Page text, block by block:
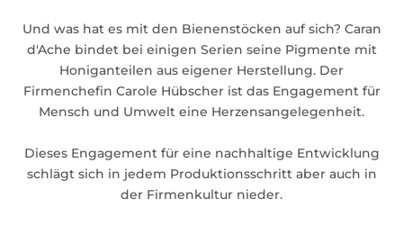
Und was hat es mit den Bienenstöcken auf sich? Caran
d'Ache bindet bei einigen Serien seine Pigmente mit
Honiganteilen aus eigener Herstellung. Der
Firmenchefin Carole Hübscher ist das Engagement für
Mensch und Umwelt eine Herzensangelegenheit.
Dieses Engagement für eine nachhaltige Entwicklung
schlägt sich in jedem Produktionsschritt aber auch in
der Firmenkultur nieder.